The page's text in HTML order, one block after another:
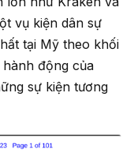
vụ kiện dân sự
tại Mỹ theo khối
động của
sự kiện tương